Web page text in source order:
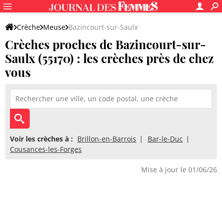
Crèche Meuse Bazincourt-sur-Saulx
Crèches proches de Bazincourt-sur-
Saulx (55170) : les crèches près de chez
vous
Voir les crèches à : Brillon-en-Barrois
Bar-le-Duc
Cousances-les-Forges
Mise à jour le 01/06/26